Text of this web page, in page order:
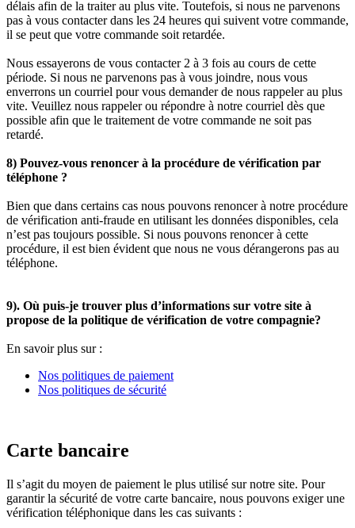
délais afin de la traiter au plus vite. Toutefois, si nous ne parvenons
pas à vous contacter dans les 24 heures qui suivent votre commande,
il se peut que votre commande soit retardée.
Nous essayerons de vous contacter 2 à 3 fois au cours de cette
période. Si nous ne parvenons pas à vous joindre, nous vous
enverrons un courriel pour vous demander de nous rappeler au plus
vite. Veuillez nous rappeler ou répondre à notre courriel dès que
possible afin que le traitement de votre commande ne soit pas
retardé.
8) Pouvez-vous renoncer à la procédure de vérification par
téléphone ?
Bien que dans certains cas nous pouvons renoncer à notre procédure
de vérification anti-fraude en utilisant les données disponibles, cela
n’est pas toujours possible. Si nous pouvons renoncer à cette
procédure, il est bien évident que nous ne vous dérangerons pas au
téléphone.
9). Où puis-je trouver plus d’informations sur votre site à
propose de la politique de vérification de votre compagnie?
En savoir plus sur :
Nos politiques de paiement
Nos politiques de sécurité
Carte bancaire
Il s’agit du moyen de paiement le plus utilisé sur notre site. Pour
garantir la sécurité de votre carte bancaire, nous pouvons exiger une
vérification téléphonique dans les cas suivants :